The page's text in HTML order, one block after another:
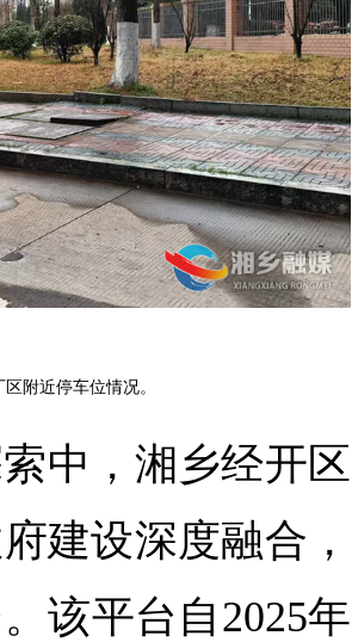
附近停车位情况。
中，湘乡经开区
建设深度融合，
该平台自2025年